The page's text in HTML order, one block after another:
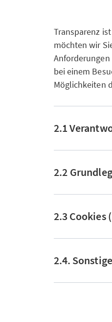
Transparenz
möchten wir
Anforderungen
bei einem
Möglichkeiten
2.1
2.2
2.3
2.4.